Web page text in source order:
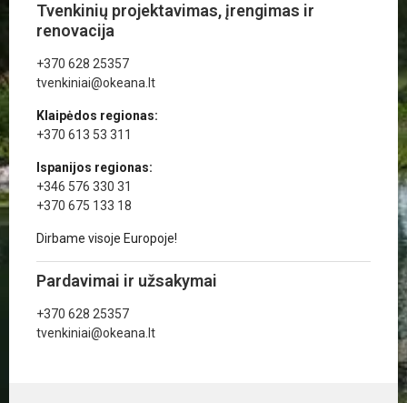
Tvenkinių projektavimas, įrengimas ir
renovacija
+370 628 25357
tvenkiniai@okeana.lt
Klaipėdos regionas:
+370 613 53 311
Ispanijos regionas:
+346 576 330 31
+370 675 133 18
Dirbame visoje Europoje!
Pardavimai ir užsakymai
+370 628 25357
tvenkiniai@okeana.lt